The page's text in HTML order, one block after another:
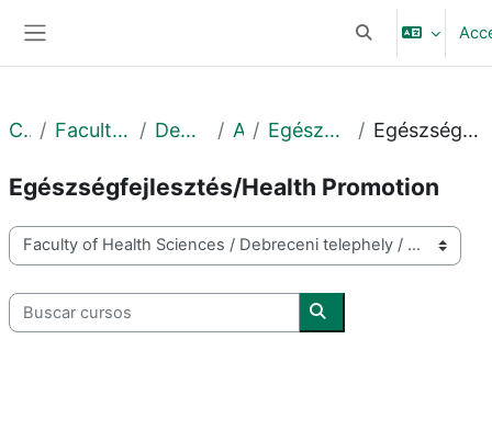
Selector de
Cursos Faculty of Health Sciences Debreceni telephely Archív Egészségfejlesztési Tanszék Egészségfejlesztés/Health Promotion
Egészségfejlesztés/Health Promotion
Categorías
Buscar cursos
Buscar cursos